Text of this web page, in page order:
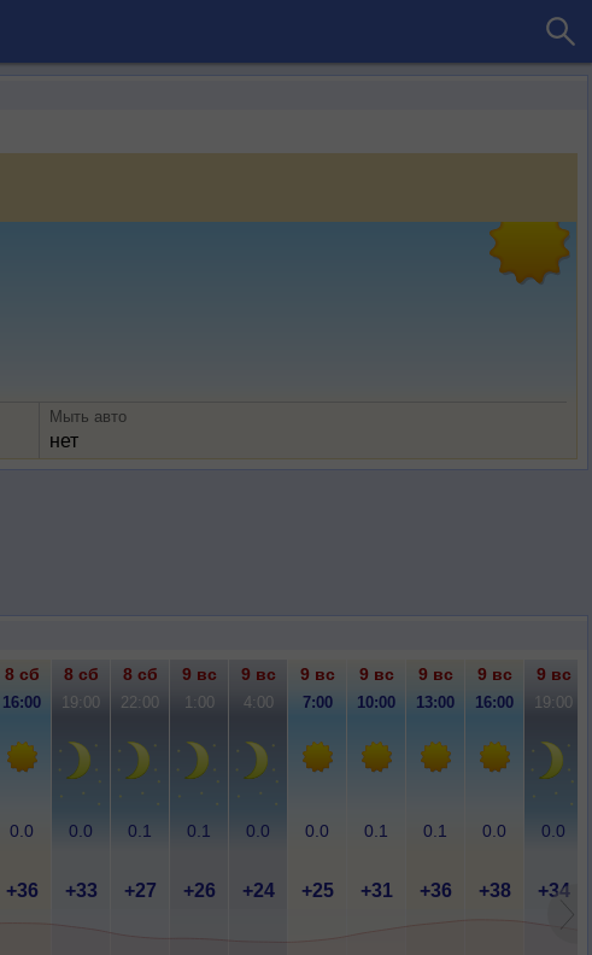
Мыть авто
нет
8 сб 8 сб 8 сб 9 вс 9 вс 9 вс 9 вс 9 вс 9 вс 9 вс
16:00 19:00 22:00 1:00 4:00 7:00 10:00 13:00 16:00 19:00
0.0 0.0 0.1 0.1 0.0 0.0 0.1 0.1 0.0 0.0
+36 +33 +27 +26 +24 +25 +31 +36 +38 +34